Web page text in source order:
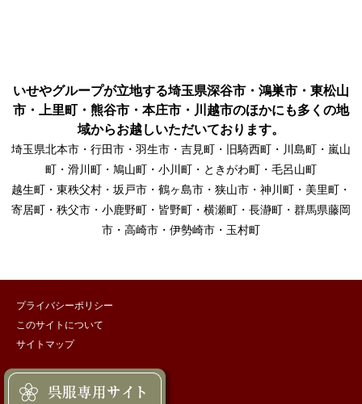
いせやグループが立地する埼玉県深谷市・鴻巣市・東松山
市・上里町・熊谷市・本庄市・川越市のほかにも多くの地
域からお越しいただいております。
埼玉県北本市・行田市・羽生市・吉見町・旧騎西町・川島町・嵐山
町・滑川町・鳩山町・小川町・ときがわ町・毛呂山町
越生町・東秩父村・坂戸市・鶴ヶ島市・狭山市・神川町・美里町・
寄居町・秩父市・小鹿野町・皆野町・横瀬町・長瀞町・群馬県藤岡
市・高崎市・伊勢崎市・玉村町
プライバシーポリシー
このサイトについて
サイトマップ